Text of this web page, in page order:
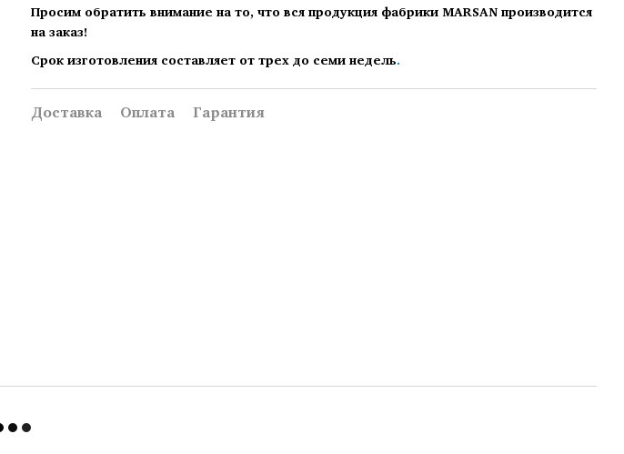
Просим обратить внимание на то, что вся продукция фабрики MARSAN производится
на заказ!
Срок изготовления составляет от трех до семи недель.
Доставка Оплата Гарантия